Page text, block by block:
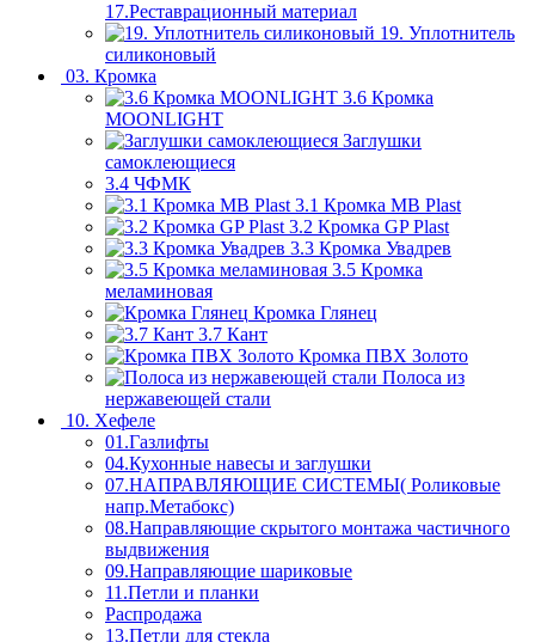
17.Реставрационный материал
19. Уплотнитель
силиконовый
03. Кромка
3.6 Кромка
MOONLIGHT
Заглушки
самоклеющиеся
3.4 ЧФМК
3.1 Кромка MB Plast
3.2 Кромка GP Plast
3.3 Кромка Увадрев
3.5 Кромка
меламиновая
Кромка Глянец
3.7 Кант
Кромка ПВХ Золото
Полоса из
нержавеющей стали
10. Хефеле
01.Газлифты
04.Кухонные навесы и заглушки
07.НАПРАВЛЯЮЩИЕ СИСТЕМЫ( Роликовые
напр.Метабокс)
08.Направляющие скрытого монтажа частичного
выдвижения
09.Направляющие шариковые
11.Петли и планки
Распродажа
13.Петли для стекла